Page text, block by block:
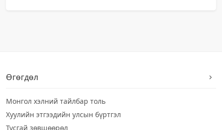
Өгөгдөл
Монгол хэлний тайлбар толь
Хуулийн этгээдийн улсын бүртгэл
Тусгай зөвшөөрөл